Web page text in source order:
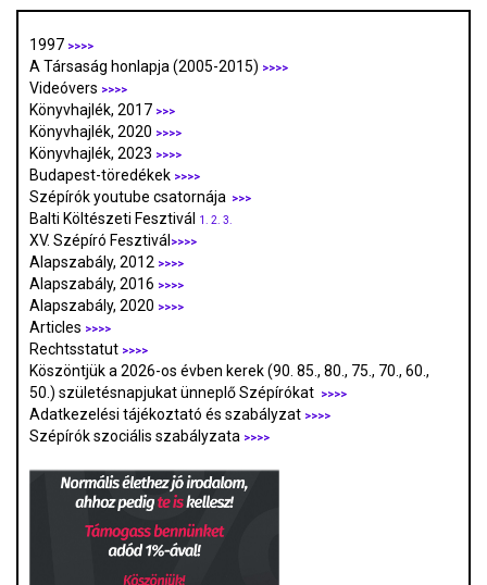
1997 >>>>
A Társaság honlapja (2005-2015) >>>>
Videóvers >>>>
Könyvhajlék, 2017 >>>
Könyvhajlék, 2020 >>>>
Könyvhajlék, 2023 >>>>
Budapest-töredékek >>>>
Szépírók youtube csatornája >>>
Balti Költészeti Fesztivál 1. 2. 3.
XV. Szépíró Fesztivál >>>>
Alapszabály, 2012 >>>>
Alapszabály, 2016 >>>>
Alapszabály, 2020 >>>>
Articles >>>>
Rechtsstatut >>>>
Köszöntjük a 2026-os évben kerek (90. 85., 80., 75., 70., 60.,
50.) születésnapjukat ünneplő Szépírókat
>>>>
Adatkezelési tájékoztató és szabályzat >>>>
Szépírók szociális szabályzata >>>>